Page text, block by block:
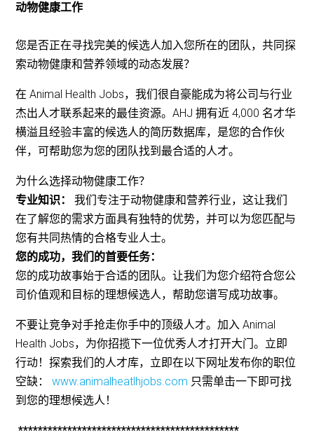
动物健康工作
您是否正在寻找完美的候选人加入您所在的团队，共同探
索动物健康和营养领域的动态发展？
在 Animal Health Jobs，我们很自豪能成为将公司与行业
杰出人才联系起来的最佳资源。AHJ 拥有近 4,000 名才华
横溢且经验丰富的候选人的简历数据库，是您的合作伙
伴，可帮助您为您的团队找到最合适的人才。
为什么选择动物健康工作？
专业知识：
我们专注于动物健康和营养行业，这让我们
在了解您的需求方面具有独特的优势，并可以为您匹配与
您有共同热情的合格专业人士。
您的成功，我们的首要任务：
您的成功故事始于合适的团队。让我们为您介绍符合您公
司价值观和目标的理想候选人，帮助您谱写成功故事。
不要让竞争对手抢走你手中的顶级人才。加入 Animal
Health Jobs，为你招揽下一位优秀人才打开大门。立即
行动！探索我们的人才库，立即在以下网址发布你的职位
空缺：www.animalheatlhjobs.com 只需单击一下即可找
到您的理想候选人！
*********************************************